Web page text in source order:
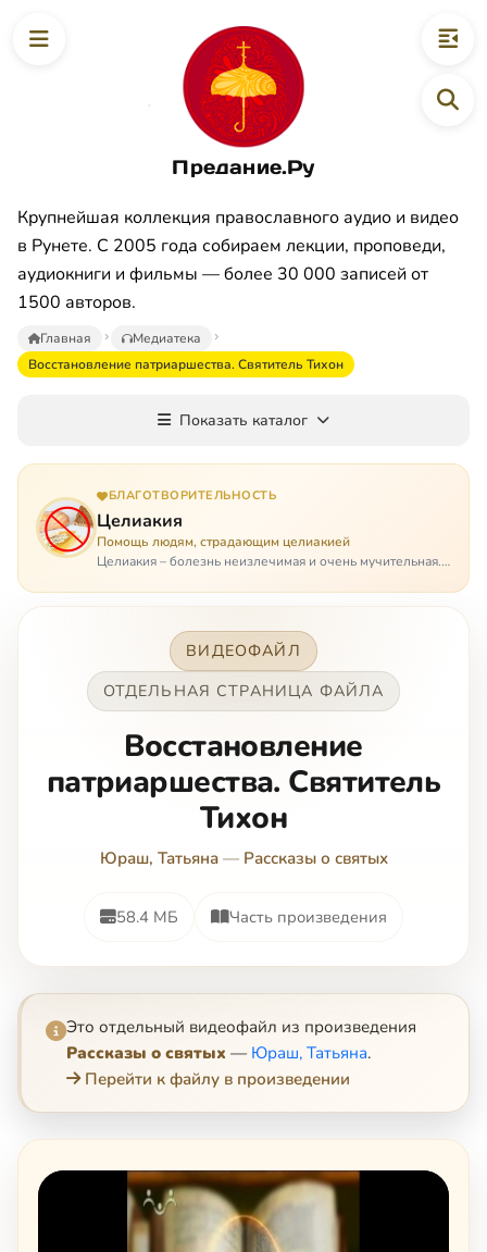
Предание.Ру
Крупнейшая коллекция православного аудио и видео
в Рунете. С 2005 года собираем лекции, проповеди,
аудиокниги и фильмы — более 30 000 записей от
1500 авторов.
Главная
Медиатека
Восстановление патриаршества. Святитель Тихон
Показать каталог
БЛАГОТВОРИТЕЛЬНОСТЬ
Целиакия
Помощь людям, страдающим целиакией
Целиакия – болезнь неизлечимая и очень мучительная.
целиакией страдает в одиночестве, не представляя
ВИДЕОФАЙЛ
ОТДЕЛЬНАЯ СТРАНИЦА ФАЙЛА
Восстановление
патриаршества. Святитель
Тихон
Юраш, Татьяна— Рассказы о святых
58.4 МБ Часть произведения
Это отдельный видеофайл из произведения
Рассказы о святых — Юраш, Татьяна.
Перейти к файлу в произведении